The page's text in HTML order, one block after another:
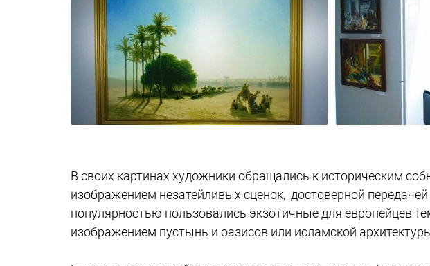
В своих картинах художники обращались к историческим
изображением незатейливых сценок, достоверной
популярностью пользовались экзотичные для европейцев
изображением пустынь и оазисов или исламской